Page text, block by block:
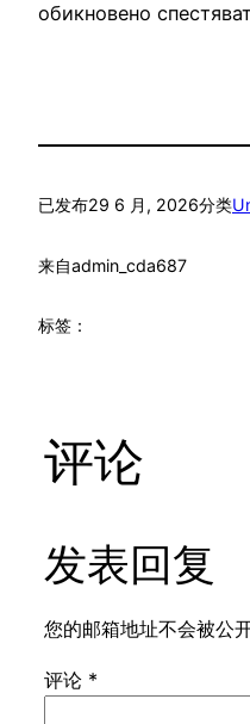
обикновено
已发布29 6 月, 2026分类
来自admin_cda687
标签：
评论
发表回复
您的邮箱地址不会被公开
评论 *